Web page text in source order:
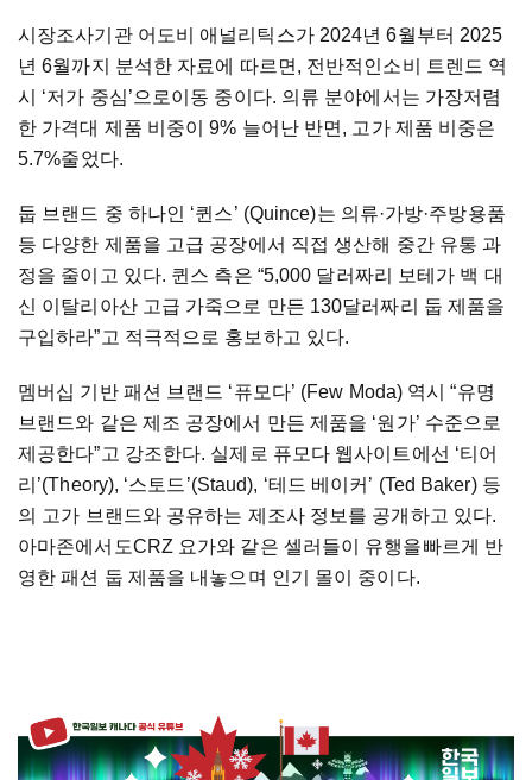
시장조사기관 어도비 애널리틱스가 2024년 6월부터 2025
년 6월까지 분석한 자료에 따르면, 전반적인소비 트렌드 역
시 ‘저가 중심’으로이동 중이다. 의류 분야에서는 가장저렴
한 가격대 제품 비중이 9% 늘어난 반면, 고가 제품 비중은
5.7%줄었다.
둡 브랜드 중 하나인 ‘퀸스’ (Quince)는 의류·가방·주방용품
등 다양한 제품을 고급 공장에서 직접 생산해 중간 유통 과
정을 줄이고 있다. 퀸스 측은 “5,000 달러짜리 보테가 백 대
신 이탈리아산 고급 가죽으로 만든 130달러짜리 둡 제품을
구입하라”고 적극적으로 홍보하고 있다.
멤버십 기반 패션 브랜드 ‘퓨모다’ (Few Moda) 역시 “유명
브랜드와 같은 제조 공장에서 만든 제품을 ‘원가’ 수준으로
제공한다”고 강조한다. 실제로 퓨모다 웹사이트에선 ‘티어
리’(Theory), ‘스토드’(Staud), ‘테드 베이커’ (Ted Baker) 등
의 고가 브랜드와 공유하는 제조사 정보를 공개하고 있다.
아마존에서도CRZ 요가와 같은 셀러들이 유행을빠르게 반
영한 패션 둡 제품을 내놓으며 인기 몰이 중이다.